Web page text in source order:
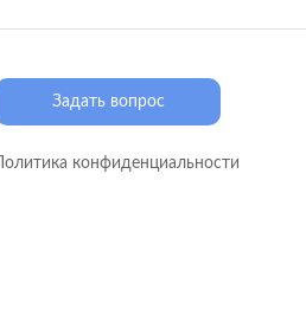
Задать вопрос
Политика конфиденциальности